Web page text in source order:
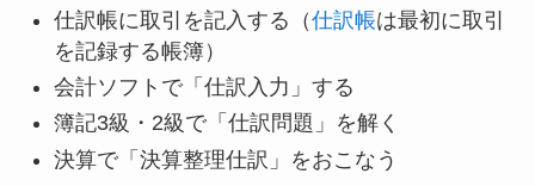
仕訳帳に取引を記入する（仕訳帳は最初に取引
を記録する帳簿）
会計ソフトで「仕訳入力」する
簿記3級・2級で「仕訳問題」を解く
決算で「決算整理仕訳」をおこなう